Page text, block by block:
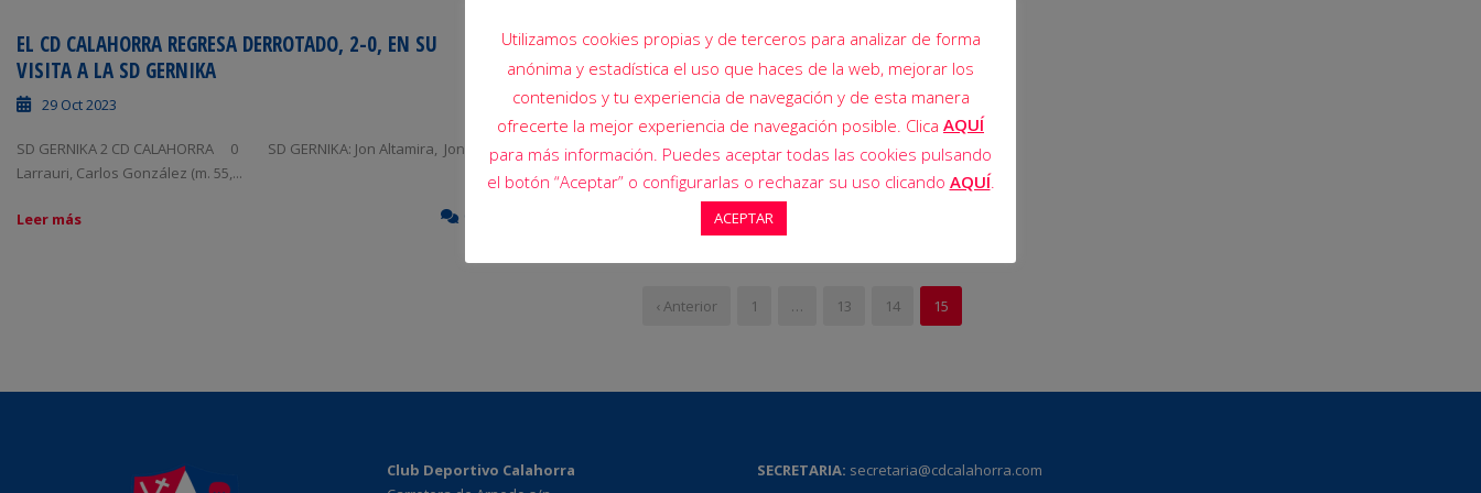
EL CD CALAHORRA REGRESA DERROTADO, 2-0, EN SU
VISITA A LA SD GERNIKA
29 Oct 2023
SD GERNIKA 2 CD CALAHORRA 0 SD GERNIKA: Jon Altamira, Jon
Larrauri, Carlos González (m. 55,...
Leer más
‹ Anterior 1 … 13 14 15
Club Deportivo Calahorra
SECRETARIA: secretaria@cdcalahorra.com
Utilizamos cookies propias y de terceros para analizar de forma
anónima y estadística el uso que haces de la web, mejorar los
contenidos y tu experiencia de navegación y de esta manera
ofrecerte la mejor experiencia de navegación posible. Clica AQUÍ
para más información. Puedes aceptar todas las cookies pulsando
el botón “Aceptar” o configurarlas o rechazar su uso clicando AQUÍ.
ACEPTAR